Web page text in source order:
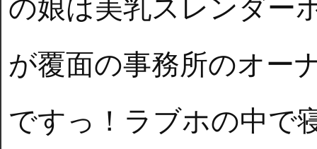
の娘は美乳スレンダー
が覆面の事務所のオー
ですっ！ラブホの中で